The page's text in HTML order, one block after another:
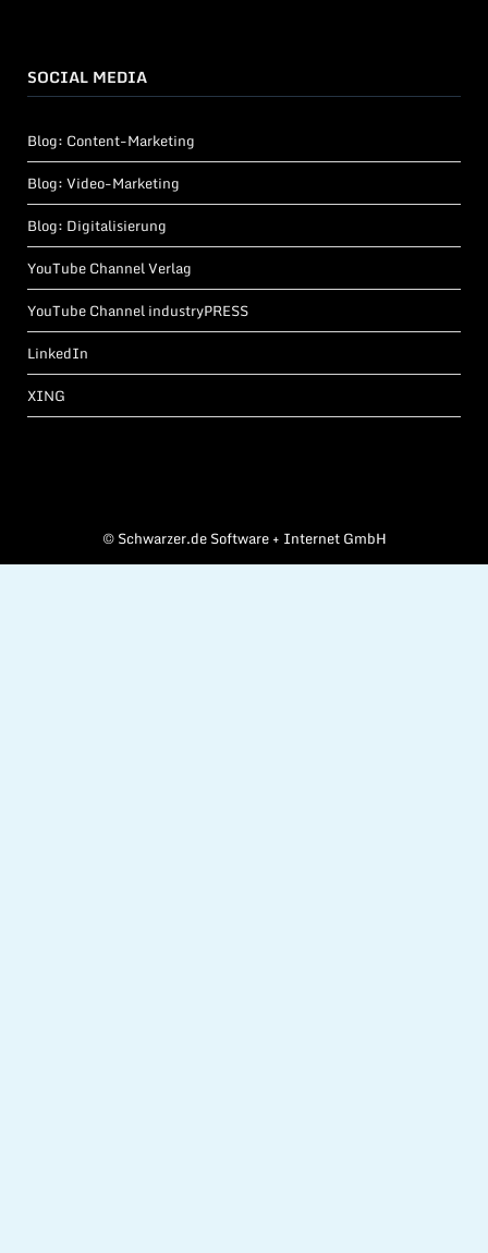
SOCIAL MEDIA
Blog: Content-Marketing
Blog: Video-Marketing
Blog: Digitalisierung
YouTube Channel Verlag
YouTube Channel industryPRESS
LinkedIn
XING
©Schwarzer.de Software + Internet GmbH